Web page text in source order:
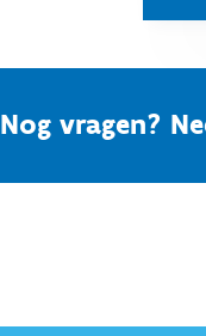
Nog vragen?